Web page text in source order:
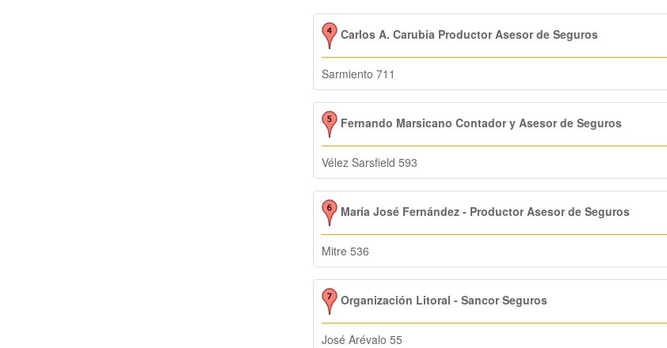
Carlos A. Carubia Productor Asesor de Seguros
Sarmiento 711
Fernando Marsicano Contador y Asesor de Seguros
Vélez Sarsfield 593
María José Fernández - Productor Asesor de Seguros
Mitre 536
Organización Litoral - Sancor Seguros
José Arévalo 55